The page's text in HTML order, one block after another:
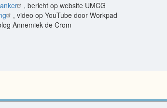
, bericht op website UMCG
, video op YouTube door Workpad
Annemiek de Crom